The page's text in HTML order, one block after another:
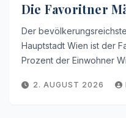
Die Favoritner
Der
Hauptstadt Wien ist der
Prozent der Einwohner
2. AUGUST 2026